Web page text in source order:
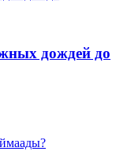
дождей до